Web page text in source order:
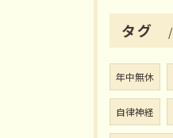
タグ
年中無休
自律神経